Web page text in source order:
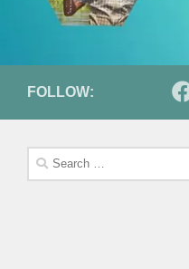
FOLLOW:
Search
for: